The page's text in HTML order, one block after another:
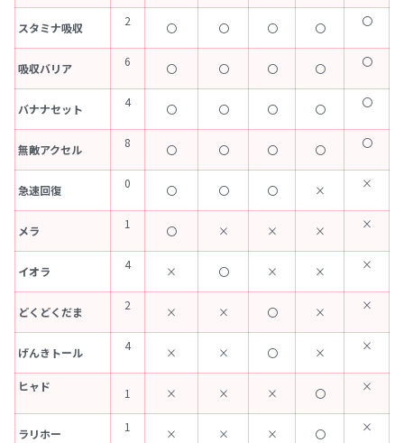
スタミナ吸収 2 〇 〇 〇 〇 〇
吸収バリア 6 〇 〇 〇 〇 〇
バナナセット 4 〇 〇 〇 〇 〇
無敵アクセル 8 〇 〇 〇 〇 〇
急速回復 0 〇 〇 〇 × ×
メラ 1 〇 × × × ×
イオラ 4 × 〇 × × ×
どくどくだま 2 × × 〇 × ×
げんきトール 4 × × 〇 × ×
ヒャド 1 × × × 〇 ×
ラリホー 1 × × × 〇 ×